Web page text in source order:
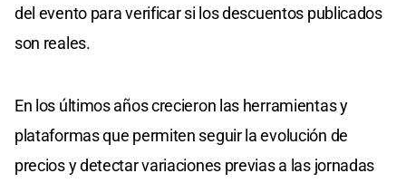
del evento para verificar si los descuentos publicados
son reales.
En los últimos años crecieron las herramientas y
plataformas que permiten seguir la evolución de
precios y detectar variaciones previas a las jornadas